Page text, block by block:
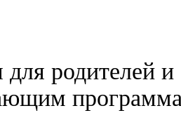
родителей